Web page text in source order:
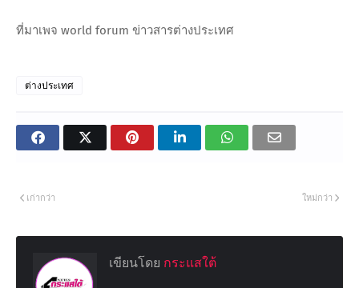
ที่มาเพจ world forum ข่าวสารต่างประเทศ
ต่างประเทศ
ใหม่กว่า
เก่ากว่า
เขียนโดย กระแสใต้